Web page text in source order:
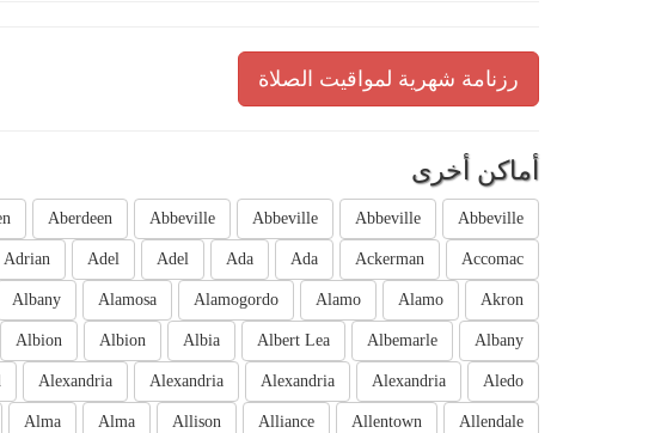
رزنامة شهرية لمواقيت الصلاة
أماكن أخرى
Abbeville
Abbeville
Abbeville
Abbeville
Aberdeen
Accomac
Ackerman
Ada
Ada
Adel
Adel
Adrian
Akron
Alamo
Alamo
Alamogordo
Alamosa
Albany
Albany
Albemarle
Albert Lea
Albia
Albion
Albion
Aledo
Alexandria
Alexandria
Alexandria
Alexandria
Allendale
Allentown
Alliance
Allison
Alma
Alma